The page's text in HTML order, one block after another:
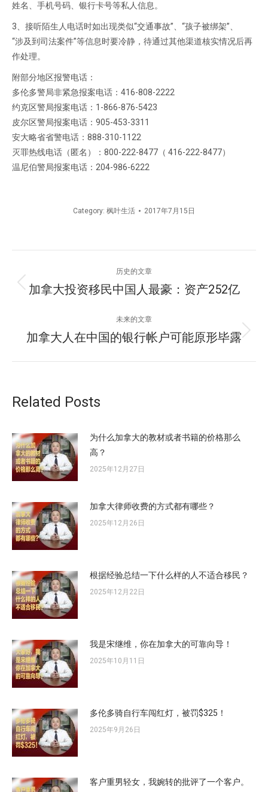
姓名、手机号码、银行卡号等私人信息。
3、接听陌生人电话时如出现类似“交通事故”、“孩子被绑架”、
“涉及到司法案件”等信息时要冷静，待通过其他渠道核实情况后再
作处理。
附部分地区报警电话：
多伦多警局非紧急报案电话：416-808-2222
约克区警局报案电话：1-866-876-5423
皮尔区警局报案电话：905-453-3311
安大略省省警电话：888-310-1122
灭罪热线电话（匿名）：800-222-8477（ 416-222-8477）
温尼伯警局报案电话：204-986-6222
Category: 枫叶生活 2017年7月15日
章
航
历史的文章
历
的
文
加拿大投资移民中国人最豪：资产252亿
未来的文章
未
加拿大人在中国的银行帐户可能原形毕露
Related Posts
为什么加拿大的教材或者书籍的价格那么
高？
2025年12月27日
加拿大律师收费的方式都有哪些？
2025年12月26日
根据经验总结一下什么样的人不适合移民？
2025年12月22日
我是宋继维，你在加拿大的可靠向导！
2025年10月11日
多伦多骑自行车闯红灯，被罚$325！
2025年9月26日
客户重男轻女，我婉转的批评了一个客户。